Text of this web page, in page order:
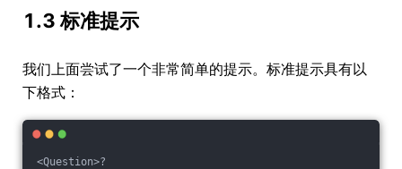
1.3 标准提示
我们上面尝试了一个非常简单的提示。标准提示具有以
下格式：
<Question>?